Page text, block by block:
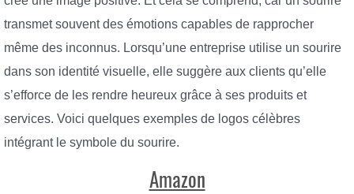
transmet souvent des émotions capables de rapprocher
même des inconnus. Lorsqu’une entreprise utilise un sourire
dans son identité visuelle, elle suggère aux clients qu’elle
s’efforce de les rendre heureux grâce à ses produits et
services. Voici quelques exemples de logos célèbres
intégrant le symbole du sourire.
Amazon